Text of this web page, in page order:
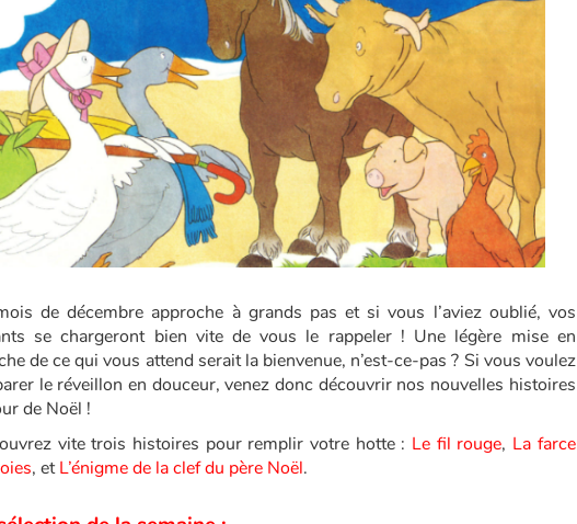
de décembre approche à grands pas et si vous l’aviez oublié, vos
se chargeront bien vite de vous le rappeler ! Une légère mise en
de ce qui vous attend serait la bienvenue, n’est-ce-pas ? Si vous voulez
le réveillon en douceur, venez donc découvrir nos nouvelles histoires
de Noël !
vite trois histoires pour remplir votre hotte : Le fil rouge, La farce
, etL’énigme de la clef du père Noël.